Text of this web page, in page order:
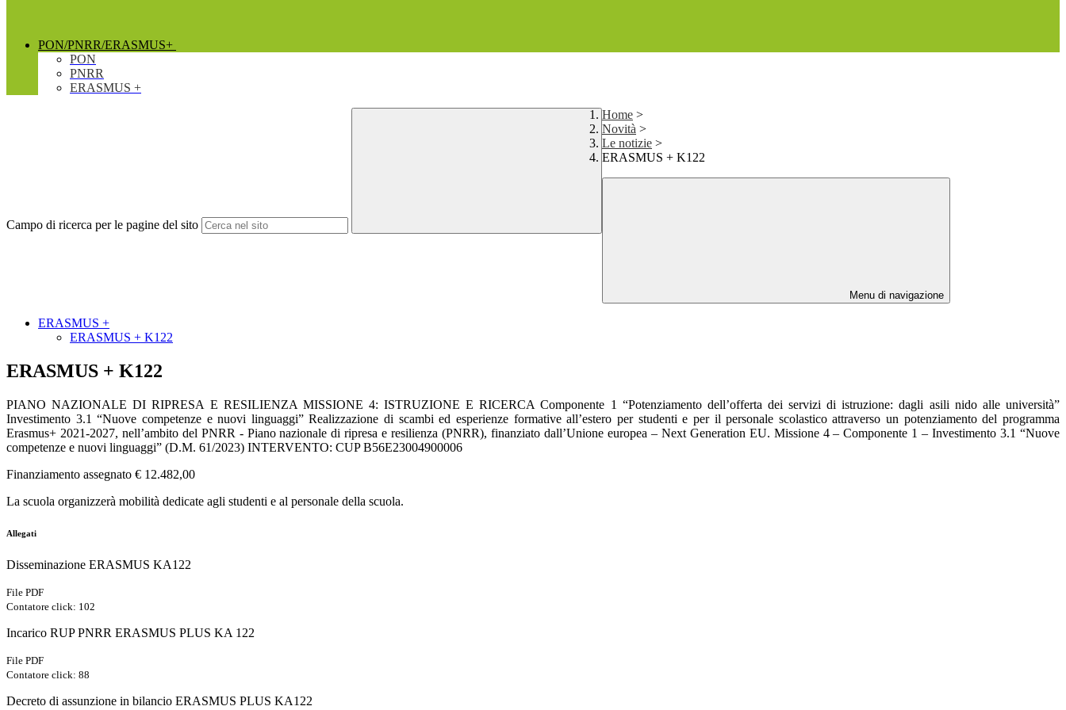
PON/PNRR/ERASMUS+
PON
PNRR
ERASMUS +
Campo di ricerca per le pagine del sito
Home >
Novità >
Le notizie >
ERASMUS + K122
Menu di navigazione
ERASMUS +
ERASMUS + K122
ERASMUS + K122
PIANO NAZIONALE DI RIPRESA E RESILIENZA MISSIONE 4: ISTRUZIONE E RICERCA Componente 1 “Potenziamento dell’offerta dei servizi di istruzione: dagli asili nido alle università”
Investimento 3.1 “Nuove competenze e nuovi linguaggi” Realizzazione di scambi ed esperienze formative all’estero per studenti e per il personale scolastico attraverso un potenziamento del programma
Erasmus+ 2021-2027, nell’ambito del PNRR - Piano nazionale di ripresa e resilienza (PNRR), finanziato dall’Unione europea – Next Generation EU. Missione 4 – Componente 1 – Investimento 3.1 “Nuove
competenze e nuovi linguaggi” (D.M. 61/2023) INTERVENTO: CUP B56E23004900006
Finanziamento assegnato € 12.482,00
La scuola organizzerà mobilità dedicate agli studenti e al personale della scuola.
Allegati
Disseminazione ERASMUS KA122
File PDF
Contatore click: 102
Incarico RUP PNRR ERASMUS PLUS KA 122
File PDF
Contatore click: 88
Decreto di assunzione in bilancio ERASMUS PLUS KA122